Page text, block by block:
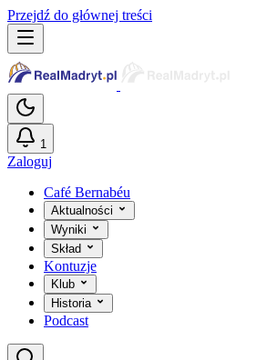
Przejdź do głównej treści
1
Zaloguj
Café Bernabéu
Aktualności
Wyniki
Skład
Kontuzje
Klub
Historia
Podcast